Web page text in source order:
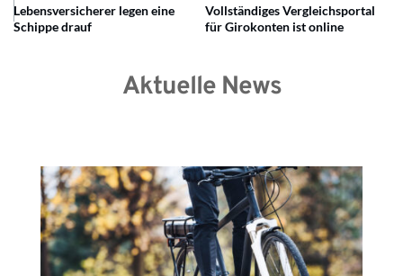
Lebensversicherer legen eine
Schippe drauf
Vollständiges Vergleichsportal
für Girokonten ist online
Aktuelle News